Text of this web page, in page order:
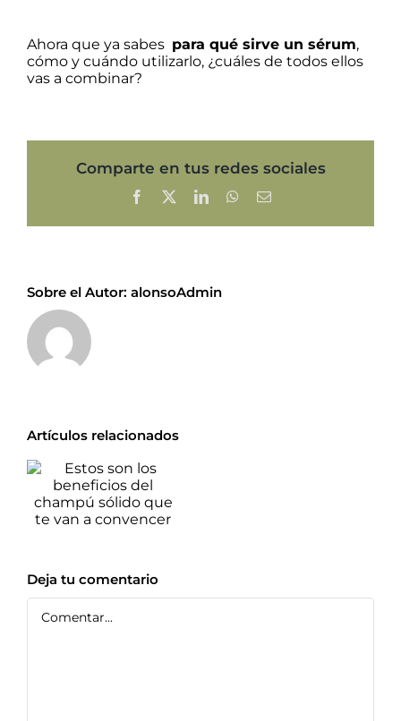
Ahora que ya sabes para qué sirve un sérum,
cómo y cuándo utilizarlo, ¿cuáles de todos ellos
vas a combinar?
Comparte en tus redes sociales
Facebook LinkedInWhatsApp
Correo
Sobre el Autor: alonsoAdmin
Artículos relacionados
Estos son los
beneficios del
champú sólido
que te van a
Deja tu comentario
Comentar